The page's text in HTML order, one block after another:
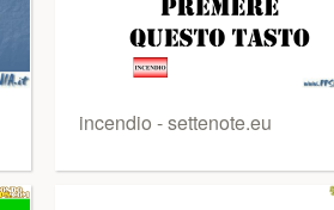
incendio - settenote.eu